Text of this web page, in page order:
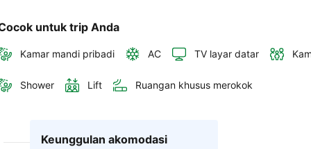
untuk trip Anda
Kamar mandi pribadi AC TV layar datar
Shower Lift Ruangan khusus merokok
Keunggulan akomodasi